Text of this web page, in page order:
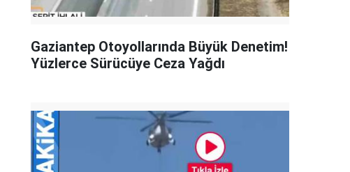
Gaziantep Otoyollarında Büyük Denetim!
Yüzlerce Sürücüye Ceza Yağdı